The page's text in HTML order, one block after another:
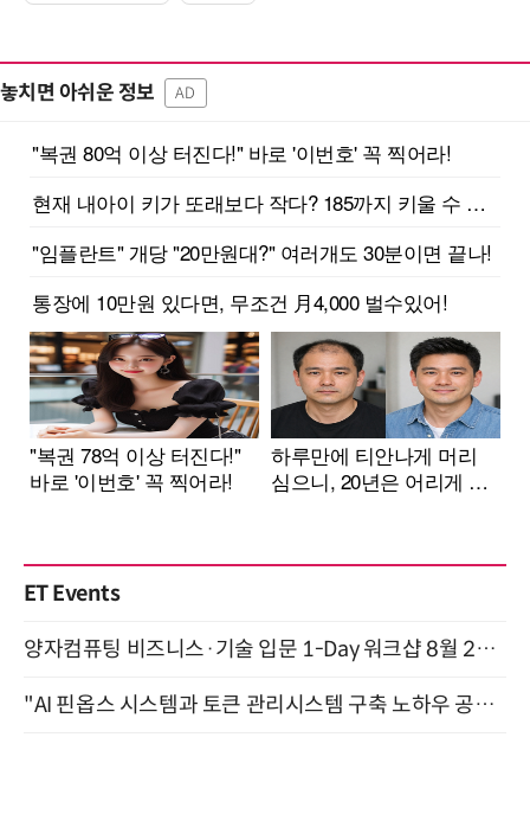
놓치면 아쉬운 정보 AD
ET Events
양자컴퓨팅 비즈니스·기술 입문 1-Day 워크샵 8월 28일 개최
"AI 핀옵스 시스템과 토큰 관리시스템 구축 노하우 공개" 잠실 한국광고문화회관 2층 대회의실 (8/21)